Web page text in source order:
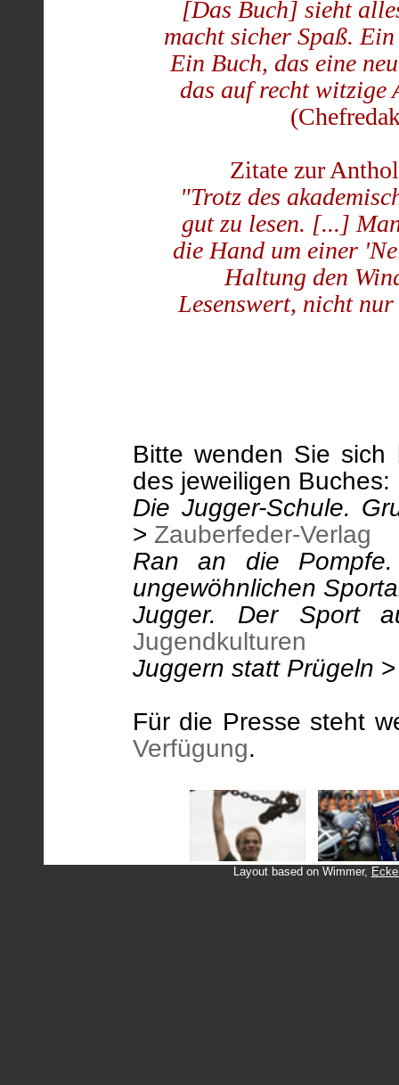
[Das Buch] sieht
macht sicher Spaß.
Ein Buch, das eine
das auf recht witzige
Zitate zur
"Trotz des
gut zu lesen. [...]
die Hand um einer
Haltung den
Lesenswert, nicht
Bitte wenden Sie
des jeweiligen Buches:
Die Jugger-Schule.
> Zauberfeder-Verlag
Ran an die Pompfe.
ungewöhnlichen
Jugger. Der Sport
Jugendkulturen
Juggern statt Prügeln
Für die Presse steht
Verfügung.
Layout based on Wimmer,